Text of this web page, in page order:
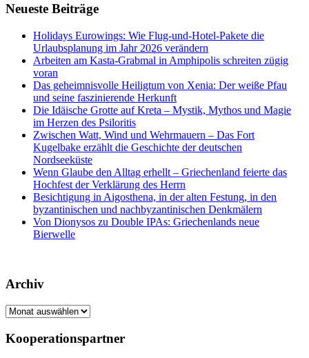
Neueste Beiträge
Holidays Eurowings: Wie Flug-und-Hotel-Pakete die
Urlaubsplanung im Jahr 2026 verändern
Arbeiten am Kasta-Grabmal in Amphipolis schreiten zügig
voran
Das geheimnisvolle Heiligtum von Xenia: Der weiße Pfau
und seine faszinierende Herkunft
Die Idäische Grotte auf Kreta – Mystik, Mythos und Magie
im Herzen des Psiloritis
Zwischen Watt, Wind und Wehrmauern – Das Fort
Kugelbake erzählt die Geschichte der deutschen
Nordseeküste
Wenn Glaube den Alltag erhellt – Griechenland feierte das
Hochfest der Verklärung des Herrn
Besichtigung in Aigosthena, in der alten Festung, in den
byzantinischen und nachbyzantinischen Denkmälern
Von Dionysos zu Double IPAs: Griechenlands neue
Bierwelle
Archiv
Archiv
Kooperationspartner